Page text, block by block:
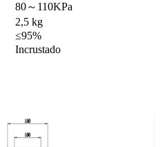
80～110KPa
2,5 kg
≤95%
Incrustado